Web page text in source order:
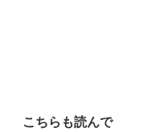
こちらも読んで